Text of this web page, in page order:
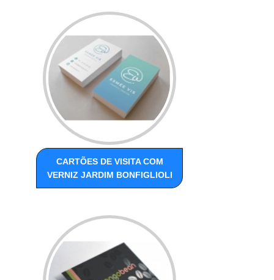
CARTÕES DE VISITA COM
VERNIZ JARDIM BONFIGLIOLI